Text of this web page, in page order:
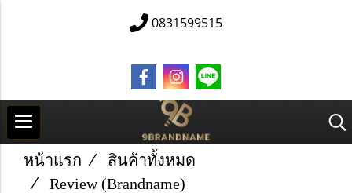
0831599515
หน้าแรก
สินค้าทั้งหมด
Review (Brandname)